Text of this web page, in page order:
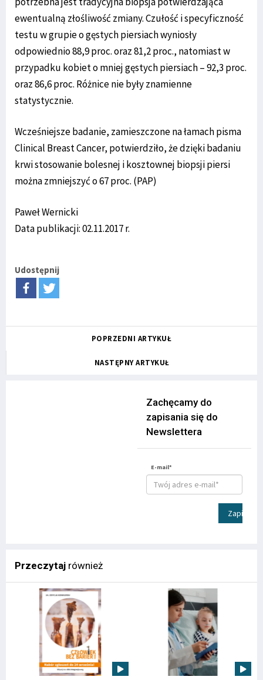
ewentualną złośliwość zmiany. Czułość i specyficzność
testu w grupie o gęstych piersiach wyniosły
odpowiednio 88,9 proc. oraz 81,2 proc., natomiast w
przypadku kobiet o mniej gęstych piersiach – 92,3 proc.
oraz 86,6 proc. Różnice nie były znamienne
statystycznie.
Wcześniejsze badanie, zamieszczone na łamach pisma
Clinical Breast Cancer, potwierdziło, że dzięki badaniu
krwi stosowanie bolesnej i kosztownej biopsji piersi
można zmniejszyć o 67 proc. (PAP)
Paweł Wernicki
Data publikacji: 02.11.2017 r.
Udostępnij
POPRZEDNI ARTYKUŁ
NASTĘPNY ARTYKUŁ
Zachęcamy do
zapisania się do
Newslettera
E-mail*
Zapisz
Przeczytaj również